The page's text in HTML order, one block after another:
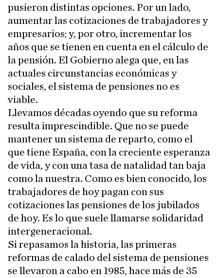
pusieron distintas opciones. Por un lado,
aumentar las cotizaciones de trabajadores y
empresarios; y, por otro, incrementar los
años que se tienen en cuenta en el cálculo de
la pensión. El Gobierno alega que, en las
actuales circunstancias económicas y
sociales, el sistema de pensiones no es
viable.
Llevamos décadas oyendo que su reforma
resulta imprescindible. Que no se puede
mantener un sistema de reparto, como el
que tiene España, con la creciente esperanza
de vida, y con una tasa de natalidad tan baja
como la nuestra. Como es bien conocido, los
trabajadores de hoy pagan con sus
cotizaciones las pensiones de los jubilados
de hoy. Es lo que suele llamarse solidaridad
intergeneracional.
Si repasamos la historia, las primeras
reformas de calado del sistema de pensiones
se llevaron a cabo en 1985, hace más de 35